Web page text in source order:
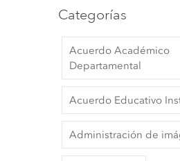
Categorías
Acuerdo Académico
Departamental
Acuerdo Educativo
Administración de